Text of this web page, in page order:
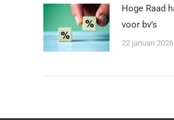
Hoge Raad
voor bv’s
22 januari 2026